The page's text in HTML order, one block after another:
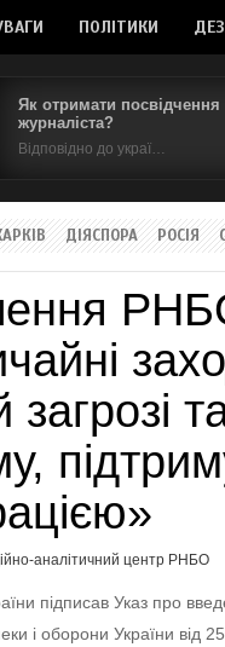
ПОЛІТИКИ
Як отримати посвідчення
журналіста?
Відповідно до украї…
ДІЯСПОРА РОСІЯ
загрозі
аналітичний центр РНБО
підписав Указ про
і оборони України від